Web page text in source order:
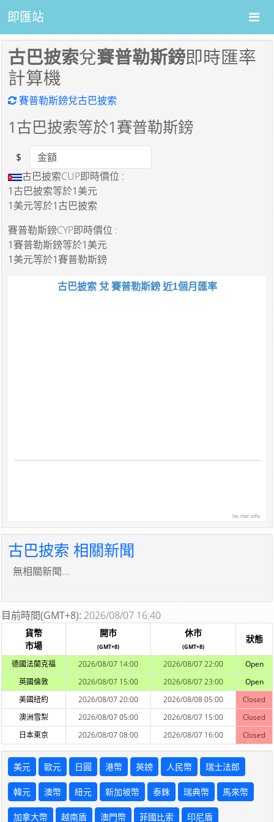
即匯站
古巴披索兌賽普勒斯鎊即時匯率
計算機
賽普勒斯鎊兌古巴披索
1古巴披索等於1賽普勒斯鎊
Amount
$
古巴披索CUP即時價位 :
1古巴披索等於1美元
1美元等於1古巴披索
賽普勒斯鎊CYP即時價位 :
1賽普勒斯鎊等於1美元
1美元等於1賽普勒斯鎊
古巴披索 兌 賽普勒斯鎊 近1個月匯率
tw.rter.info
古巴披索 相關新聞
無相關新聞...
目前時間(GMT+8): 2026/08/07 16:40
貨幣
市場
開市
(GMT+8)
休市
(GMT+8)
狀態
德國法蘭克福 2026/08/07 14:00 2026/08/07 22:00
Open
英國倫敦
2026/08/07 15:00 2026/08/07 23:00
Open
美國紐約
2026/08/07 20:00 2026/08/08 05:00
Closed
澳洲雪梨
2026/08/07 05:00 2026/08/07 15:00
Closed
日本東京
2026/08/07 08:00 2026/08/07 16:00 Closed
美元 歐元 日圓 港幣 英鎊 人民幣 瑞士法郎
韓元 澳幣 紐元 新加坡幣 泰銖 瑞典幣 馬來幣
加拿大幣 越南盾 澳門幣 菲國比索 印尼盾